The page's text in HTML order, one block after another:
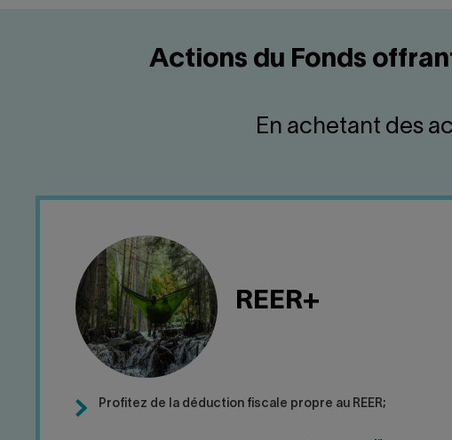
Actions du Fonds
En achetant des
REER+
Profitez de la déduction fiscale propre au REER;